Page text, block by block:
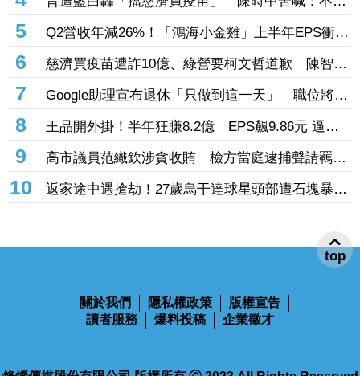
指控者應道歉
5
Q2營收年減26%！「鴻海小金雞」上半年EPS衝上
1.1元 布局「這些領域」做突圍利器
6
慈濟買疫苗遭詐10億、綠營要柯文哲道歉 陳智菡
轟「竹篙接菜刀」：混為一談太荒謬
7
Google助理宣布退休「只做到這一天」 職位將由
Gemini接下
8
王品開外掛！半年狂賺8.2億 EPS飆9.86元 逼近
「1股本」創新高
9
高市議員范織欽涉貪收賄 檢方當庭逮捕聲請羈押
禁見
10
返家途中遇搶劫！27歲烏干達球星頭部遭石塊暴打
慘死 曾率隊奪聯賽冠軍
關於我們 隱私權政策
版權宣告
讀者服務
爆料投稿 企業徵才
top